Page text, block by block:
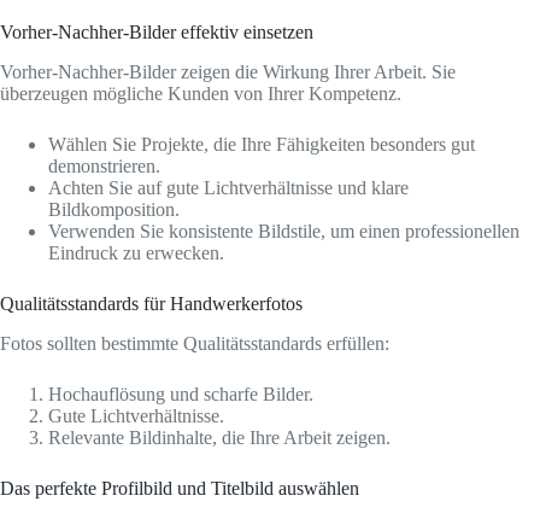
Vorher-Nachher-Bilder effektiv einsetzen
Vorher-Nachher-Bilder zeigen die Wirkung Ihrer Arbeit. Sie
überzeugen mögliche Kunden von Ihrer Kompetenz.
Wählen Sie Projekte, die Ihre Fähigkeiten besonders gut
demonstrieren.
Achten Sie auf gute Lichtverhältnisse und klare
Bildkomposition.
Verwenden Sie konsistente Bildstile, um einen professionellen
Eindruck zu erwecken.
Qualitätsstandards für Handwerkerfotos
Fotos sollten bestimmte Qualitätsstandards erfüllen:
Hochauflösung und scharfe Bilder.
Gute Lichtverhältnisse.
Relevante Bildinhalte, die Ihre Arbeit zeigen.
Das perfekte Profilbild und Titelbild auswählen